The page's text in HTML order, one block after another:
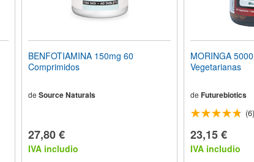
BENFOTIAMINA 150mg 60
Comprimidos
de Source Naturals
27,80 €
IVA includio
MORINGA
Vegetarianas
de Futurebiotics
(6)
23,15 €
IVA includio